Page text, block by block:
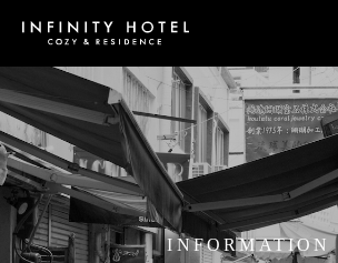
INFORMATION